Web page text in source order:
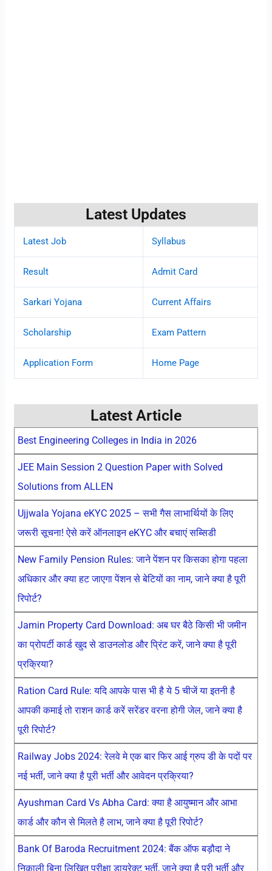
Latest Updates
Latest Job Syllabus
Result Admit Card
Sarkari Yojana Current Affairs
Scholarship Exam Pattern
Application Form Home Page
Latest Article
Best Engineering Colleges in India in 2026
JEE Main Session 2 Question Paper with Solved
Solutions from ALLEN
Ujjwala Yojana eKYC 2025 – सभी गैस लाभार्थियों के लिए
जरूरी सूचना! ऐसे करें ऑनलाइन eKYC और बचाएं सब्सिडी
New Family Pension Rules: जाने पेंशन पर किसका होगा पहला
अधिकार और क्या हट जाएगा पेंशन से बेटियों का नाम, जाने क्या है पूरी
रिपोर्ट?
Jamin Property Card Download: अब घर बैठे किसी भी जमीन
का प्रोपर्टी कार्ड खुद से डाउनलोड और प्रिंट करें, जाने क्या है पूरी
प्रक्रिया?
Ration Card Rule: यदि आपके पास भी है ये 5 चीजें या इतनी है
आपकी कमाई तो राशन कार्ड करें सरेंडर वरना होगी जेल, जाने क्या है
पूरी रिपोर्ट?
Railway Jobs 2024: रेलवे मे एक बार फिर आई ग्रुप डी के पदों पर
नई भर्ती, जाने क्या है पूरी भर्ती और आवेदन प्रक्रिया?
Ayushman Card Vs Abha Card: क्या है आयुष्मान और आभा
कार्ड और कौन से मिलते है लाभ, जाने क्या है पूरी रिपोर्ट?
Bank Of Baroda Recruitment 2024: बैंक ऑफ बड़ौदा ने
निकाली बिना लिखित परीक्षा डायरेक्ट भर्ती, जाने क्या है पूरी भर्ती और